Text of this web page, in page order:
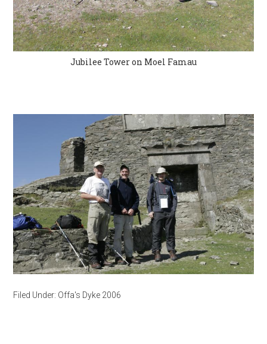
Jubilee Tower on Moel Famau
Filed Under: Offa's Dyke 2006